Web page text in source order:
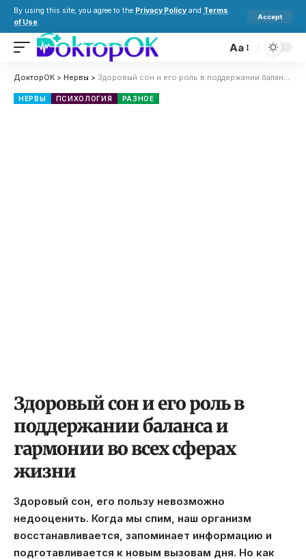
By using this site, you agree to the Privacy Policy and Terms
of Use.
Accept
Aa
ДокторОК > Нервы > Здоровый сон и его роль в поддержании баланса и гармонии во всех сферах жизни
НЕРВЫ ПСИХОЛОГИЯ РАЗНОЕ
Здоровый сон и его роль в
поддержании баланса и
гармонии во всех сферах
жизни
Здоровый сон, его пользу невозможно
недооценить. Когда мы спим, наш организм
восстанавливается, запоминает информацию и
подготавливается к новым вызовам дня. Но как